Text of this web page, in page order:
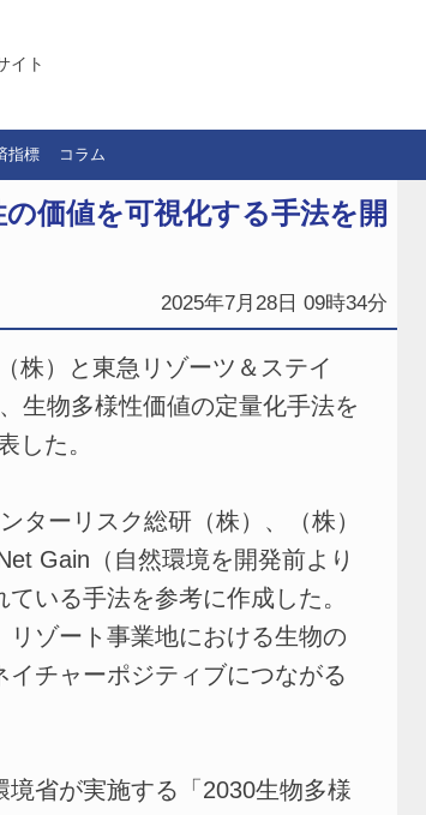
イト
指標 コラム
価値を可視化する手法を開
2025年7月28日 09時34分
株）と東急リゾーツ＆ステイ
生物多様性価値の定量化手法を
した。
ターリスク総研（株）、（株）
Gain（自然環境を開発前より
いる手法を参考に作成した。
ゾート事業地における生物の
チャーポジティブにつながる
省が実施する「2030生物多様